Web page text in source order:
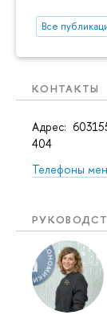
Все
КОНТАКТЫ
Адрес:
404
Телефоны